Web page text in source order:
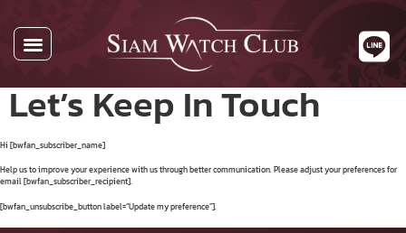
Let’s Keep In Touch
Hi [bwfan_subscriber_name]
Help us to improve your experience with us through better communication. Please adjust your preferences for
email [bwfan_subscriber_recipient].
[bwfan_unsubscribe_button label=”Update my preference”].